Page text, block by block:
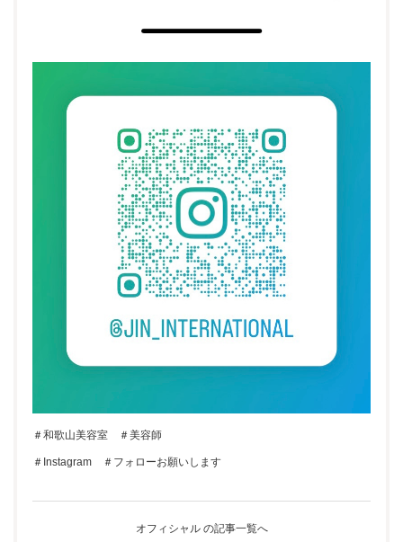
＃和歌山美容室 ＃美容師
＃Instagram ＃フォローお願いします
オフィシャル の記事一覧へ